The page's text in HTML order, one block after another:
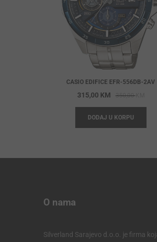
CASIO EDIFICE EFR-556DB-2AV
350,00KM
price
315,00 KM
price
DODAJ U KORPU
O nama
Silverland Sarajevo d.o.o. je firma